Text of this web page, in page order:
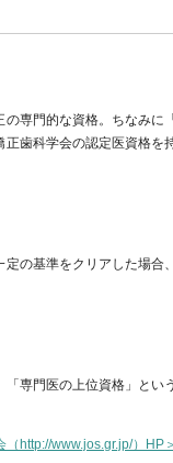
専門的な資格。ちなみに
歯科学会の認定医資格を
の基準をクリアした場合
専門医の上位資格」とい
（http://www.jos.gr.jp/）HP